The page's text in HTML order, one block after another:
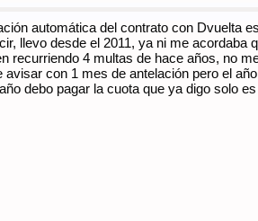
automática del contrato con Dvuelta
llevo desde el 2011, ya ni me acordaba
recurriendo 4 multas de hace años, no
avisar con 1 mes de antelación pero el
debo pagar la cuota que ya digo solo